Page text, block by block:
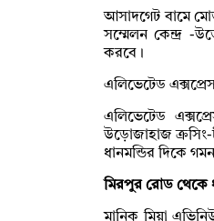
আসাদগেট বামে
সম্মেলন কেন্দ্র -
করবে।
এলিভেটেড
এলিভেটেড
উড়োজাহাজ ক্রসিং-
ধানমন্ডির দিকে
মিরপুর রোড থেকে
মানিক মিয়া